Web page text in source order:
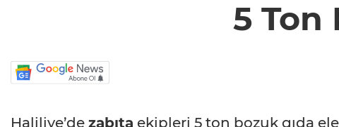
5 Ton
Haliliye’de zabıta ekipleri 5 ton bozuk gıda